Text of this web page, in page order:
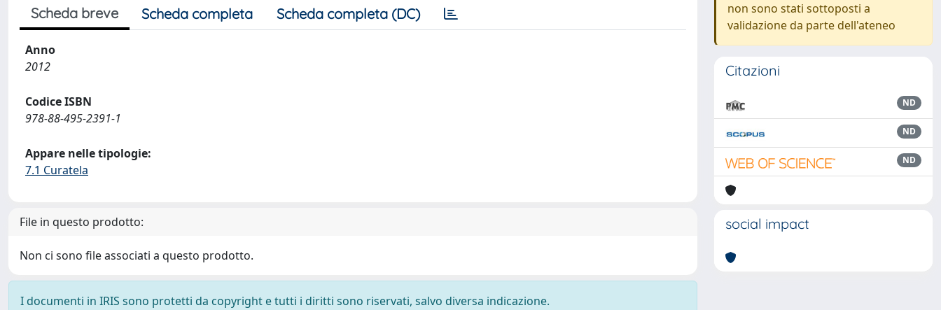
Scheda breve Scheda completa Scheda completa (DC)
Anno
2012
Codice ISBN
978-88-495-2391-1
Appare nelle tipologie:
7.1 Curatela
File in questo prodotto:
Non ci sono file associati a questo prodotto.
I documenti in IRIS sono protetti da copyright e tutti i diritti sono riservati, salvo diversa indicazione.
non sono stati sottoposti a
validazione da parte dell'ateneo
Citazioni
ND
ND
ND
social impact